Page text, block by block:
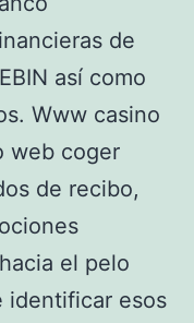
de
así­ como
Www casino
web coger
de recibo,
el pelo
identificar esos